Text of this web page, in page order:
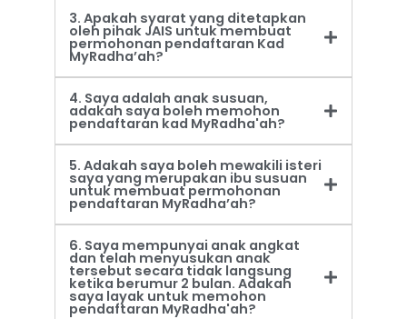
3. Apakah syarat yang ditetapkan
oleh pihak JAIS untuk membuat
permohonan pendaftaran Kad
MyRadha’ah?
4. Saya adalah anak susuan,
adakah saya boleh memohon
pendaftaran kad MyRadha'ah?
5. Adakah saya boleh mewakili isteri
saya yang merupakan ibu susuan
untuk membuat permohonan
pendaftaran MyRadha’ah?
6. Saya mempunyai anak angkat
dan telah menyusukan anak
tersebut secara tidak langsung
ketika berumur 2 bulan. Adakah
saya layak untuk memohon
pendaftaran MyRadha'ah?